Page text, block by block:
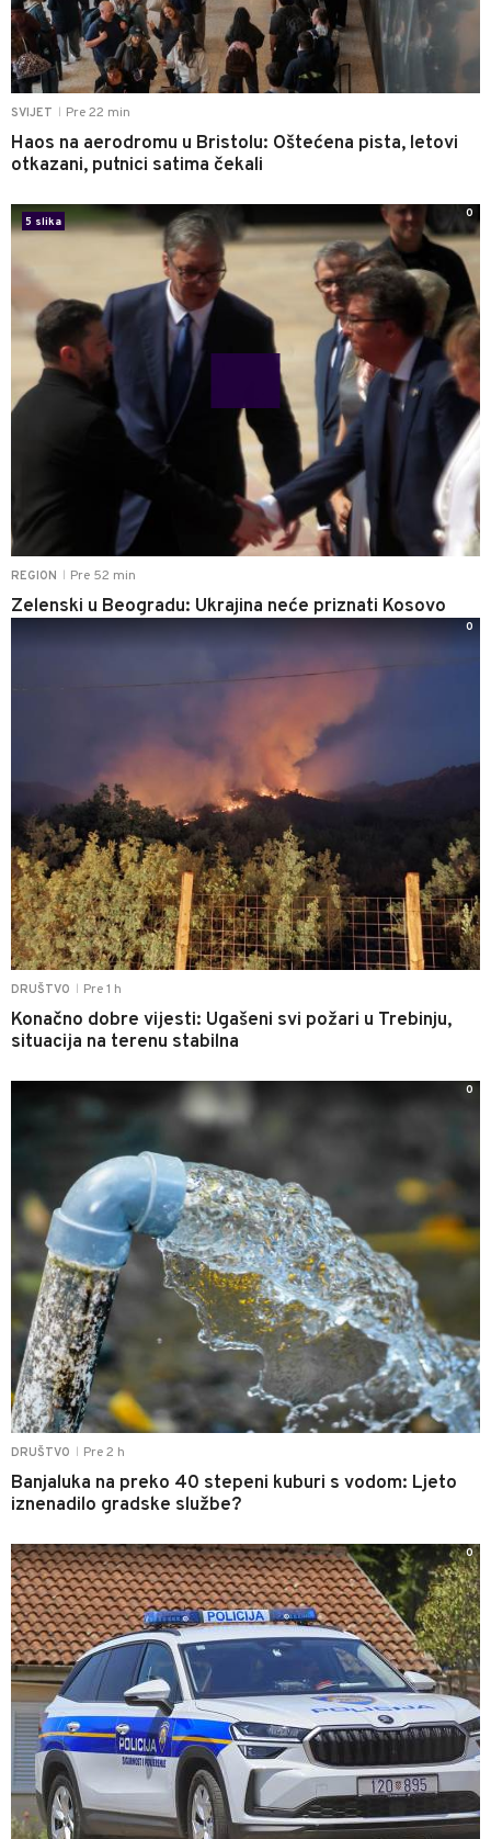
SVIJET Pre 22 min
Haos na aerodromu u Bristolu: Oštećena pista, letovi
otkazani, putnici satima čekali
REGION Pre 52 min
Zelenski u Beogradu: Ukrajina neće priznati Kosovo
5 slika
0
DRUŠTVO Pre 1 h
Konačno dobre vijesti: Ugašeni svi požari u Trebinju,
situacija na terenu stabilna
0
DRUŠTVO Pre 2 h
Banjaluka na preko 40 stepeni kuburi s vodom: Ljeto
iznenadilo gradske službe?
0
0